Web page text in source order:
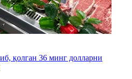
қолган 36 минг долларни